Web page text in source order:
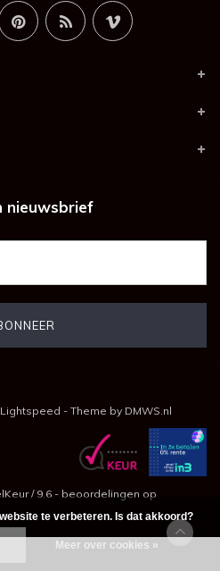
nieuwsbrief
Lightspeed - Theme by DMWS.nl
/ 9.6 - beoordelingen op
te verbeteren. Is dat akkoord?
Meer over cookies »